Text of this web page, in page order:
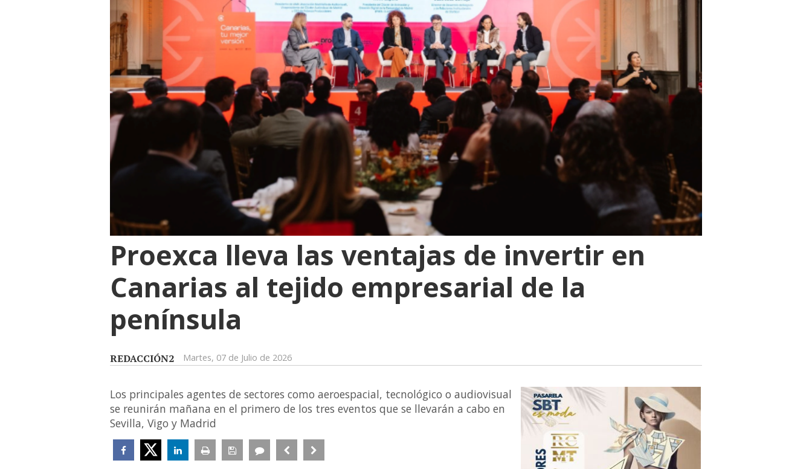
Proexca lleva las ventajas de invertir en
Canarias al tejido empresarial de la
península
REDACCIÓN2 Martes, 07 de Julio de 2026
Los principales agentes de sectores como aeroespacial, tecnológico o audiovisual
se reunirán mañana en el primero de los tres eventos que se llevarán a cabo en
Sevilla, Vigo y Madrid